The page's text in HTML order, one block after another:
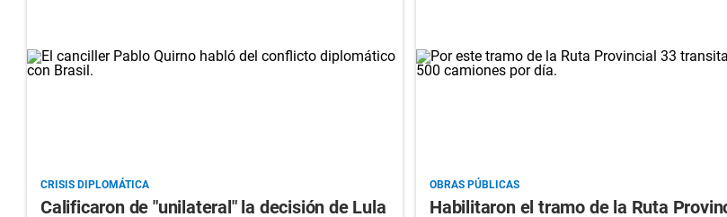
CRISIS DIPLOMÁTICA
Calificaron de "unilateral" la decisión de Lula
OBRAS PÚBLICAS
Habilitaron el tramo de la Ruta